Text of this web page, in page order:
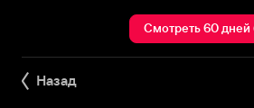
Смотреть 60 дней
Назад